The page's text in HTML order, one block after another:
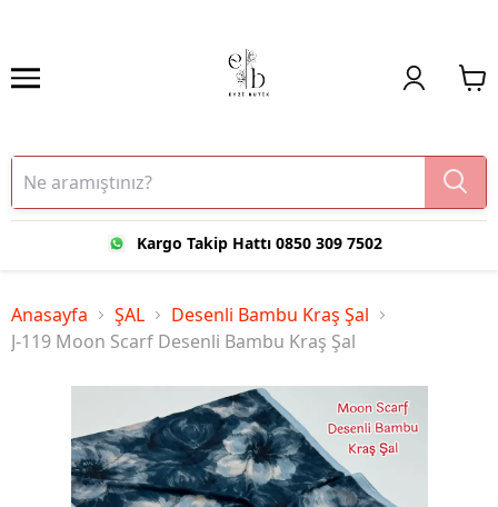
Kargo Takip Hattı 0850 309 7502
Anasayfa ŞAL
Desenli Bambu Kraş Şal
J-119 Moon Scarf Desenli Bambu Kraş Şal